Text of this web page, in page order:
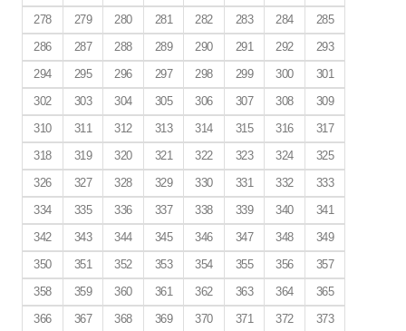
278
279 280 281 282 283 284
285
286
287 288 289 290 291 292
293
294
295 296 297 298 299 300
301
302
303 304 305 306 307 308
309
310
311 312 313 314 315 316
317
318
319 320 321 322 323 324
325
326
327 328 329 330 331 332
333
334
335 336 337 338 339 340
341
342
343 344 345 346 347 348
349
350
351 352 353 354 355 356
357
358
359 360 361 362 363 364
365
366
367 368 369 370 371 372
373